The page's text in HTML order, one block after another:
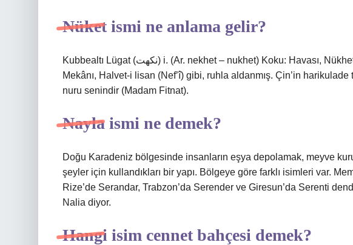
Nüket ismi ne anlama gelir?
Kubbealtı Lügat (ﻧﻜﻬﺖ) i. (Ar. nekhet – nukhet) Koku: Havası, Nükhet-i ruh gibi, ruhla sarhoş olmuş, /
Mekânı, Halvet-i lisan (Nef’î) gibi, ruhla aldanmış. Çin’in harikulade
nuru senindir (Madam Fitnat).
Nayla ismi ne demek?
Doğu Karadeniz bölgesinde insanların eşya depolamak, meyve
şeyler için kullandıkları bir yapı. Bölgeye göre farklı isimleri var.
Rize’de Serandar, Trabzon’da Serender ve Giresun’da Serenti
Nalia diyor.
Hangi isim cennet bahçesi demek?